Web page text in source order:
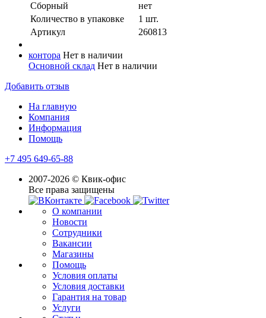
Сборный
нет
Количество в упaковке
1 шт.
Артикул
260813
контора Нет в наличии
Основной склад Нет в наличии
Добавить отзыв
На главную
Компания
Информация
Помощь
+7 495 649-65-88
2007-2026 © Квик-офис
Все права защищены
О компании
Новости
Сотрудники
Вакансии
Магазины
Помощь
Условия оплаты
Условия доставки
Гарантия на товар
Услуги